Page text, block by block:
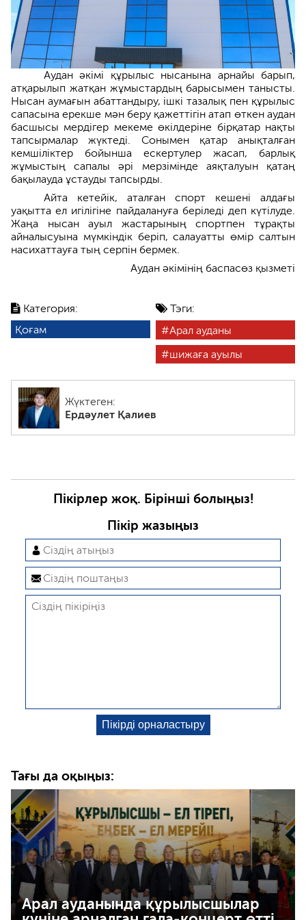
Категория:
Қоғам
Тэги:
Арал ауданы
шижаға ауылы
Жүктеген:
Ердәулет Қалиев
Аудан әкімі құрылыс нысанына арнайы барып,
атқарылып жатқан жұмыстардың барысымен танысты.
Нысан аумағын абаттандыру, ішкі тазалық пен құрылыс
сапасына ерекше мән беру қажеттігін атап өткен аудан
басшысы мердігер мекеме өкілдеріне бірқатар нақты
тапсырмалар жүктеді. Сонымен қатар анықталған
кемшіліктер бойынша ескертулер жасап, барлық
жұмыстың сапалы әрі мерзімінде аяқталуын қатаң
бақылауда ұстауды тапсырды.
Айта кетейік, аталған спорт кешені алдағы
уақытта ел игілігіне пайдалануға беріледі деп күтілуде.
Жаңа нысан ауыл жастарының спортпен тұрақты
айналысуына мүмкіндік беріп, салауатты өмір салтын
насихаттауға тың серпін бермек.
Аудан әкімінің баспасөз қызметі
Пікірлер жоқ. Бірінші болыңыз!
Пікір жазыңыз
Тағы да оқыңыз:
Арал ауданында құрылысшылар